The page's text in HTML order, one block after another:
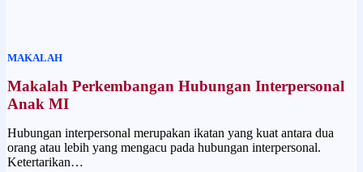
MAKALAH
Makalah Perkembangan Hubungan Interpersonal
Anak MI
Hubungan interpersonal merupakan ikatan yang kuat antara dua
orang atau lebih yang mengacu pada hubungan interpersonal.
Ketertarikan…